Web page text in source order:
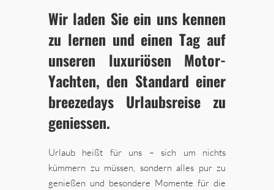
Wir laden Sie ein uns kennen
zu lernen und einen Tag auf
unseren luxuriösen Motor-
Yachten, den Standard einer
breezedays Urlaubsreise zu
geniessen.
Urlaub heißt für uns – sich um nichts
kümmern zu müssen, sondern alles pur zu
genießen und besondere Momente für die